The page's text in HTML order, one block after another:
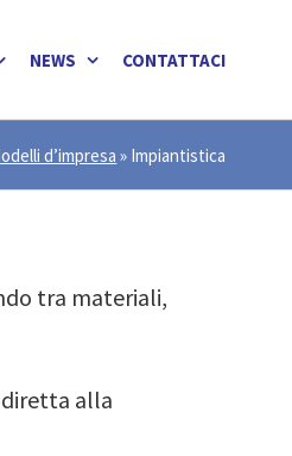
NEWS CONTATTACI
d’impresa » Impiantistica
tra materiali,
diretta alla